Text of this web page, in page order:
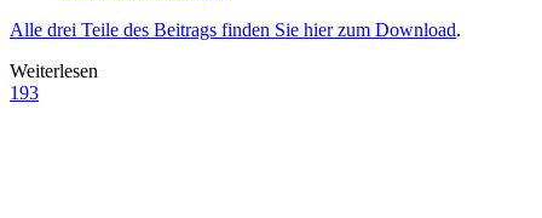
Alle drei Teile des Beitrags finden Sie hier zum Download.
Weiterlesen
193